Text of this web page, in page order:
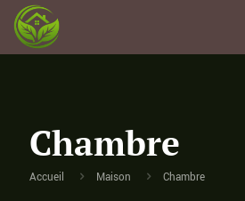
Chambre
Accueil Maison Chambre